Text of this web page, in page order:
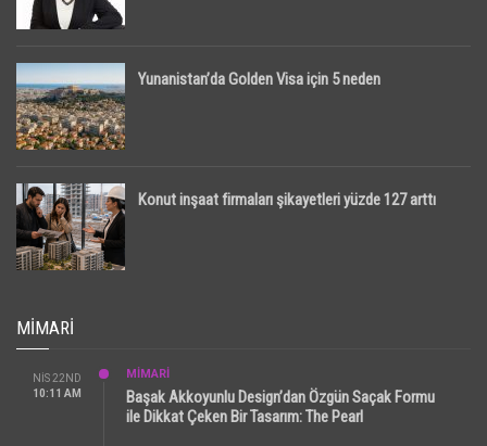
Yunanistan’da Golden Visa için 5 neden
Konut inşaat firmaları şikayetleri yüzde 127 arttı
MIMARI
NIS 22ND
10:11 AM
MİMARİ
Başak Akkoyunlu Design’dan Özgün Saçak Formu
ile Dikkat Çeken Bir Tasarım: The Pearl